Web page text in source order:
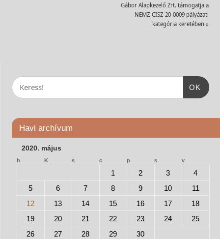
Gábor Alapkezelő Zrt. támogatja a
NEMZ-CISZ-20-0009 pályázati
kategória keretében»
OK
Havi archívum
2020. május
h K s c p s v
1 2 3
4
5
6 7 8 9 10
11
12
13 14 15 16 17
18
19
20 21 22 23 24
25
26
27 28 29
30